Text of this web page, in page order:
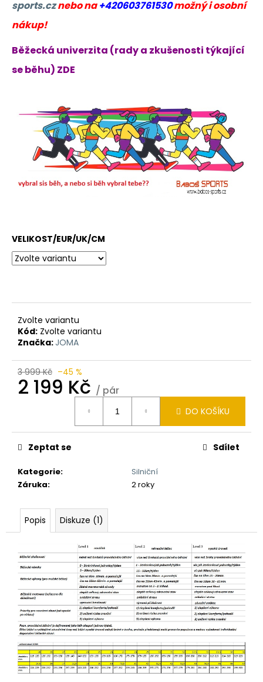
sports.cznebo na+420603761530možný i osobní
nákup!
Běžecká univerzita (rady a zkušenosti týkající
se běhu) ZDE
VELIKOST/EUR/UK/CM
Zvolte variantu
Kód: Zvolte variantu
Značka:JOMA
3 999 Kč –45 %
2 199 Kč / pár
DO KOŠÍKU
Kategorie:
Silniční
Záruka: 2 roky
Zeptat se Sdílet
Popis Diskuze (1)